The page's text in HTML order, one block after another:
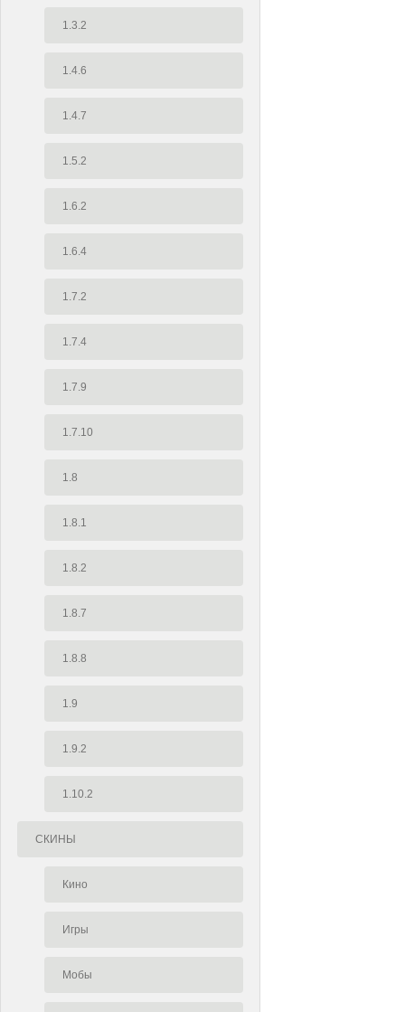
1.3.2
1.4.6
1.4.7
1.5.2
1.6.2
1.6.4
1.7.2
1.7.4
1.7.9
1.7.10
1.8
1.8.1
1.8.2
1.8.7
1.8.8
1.9
1.9.2
1.10.2
СКИНЫ
Кино
Игры
Мобы